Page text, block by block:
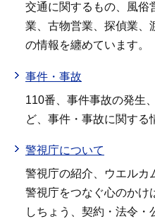
交通に関するもの、風俗
業、古物営業、探偵業、
の情報を纏めています。
事件・事故
110番、事件事故の発生
ど、事件・事故に関する
警視庁について
警視庁の紹介、ウエルカ
警視庁をつなぐ心のかけ
しちょう、契約・法令・